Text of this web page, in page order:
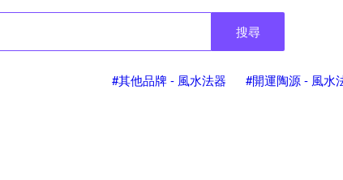
搜尋
#其他品牌 - 風水法器 #開運陶源 - 風水